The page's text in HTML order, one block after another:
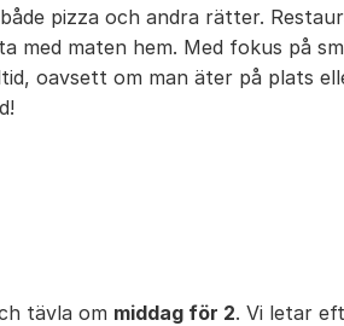
pizza och andra rätter.
med maten hem. Med fokus på
oavsett om man äter på plats
tävla om middag för 2. Vi letar